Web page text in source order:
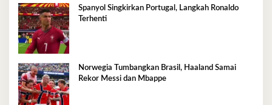
Spanyol Singkirkan Portugal, Langkah Ronaldo
Terhenti
Norwegia Tumbangkan Brasil, Haaland Samai
Rekor Messi dan Mbappe